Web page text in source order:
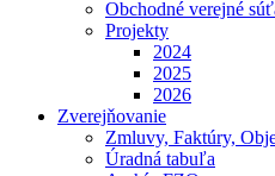
Obchodné verejné
Projekty
2024
2025
2026
Zverejňovanie
Zmluvy, Faktúry,
Úradná tabuľa